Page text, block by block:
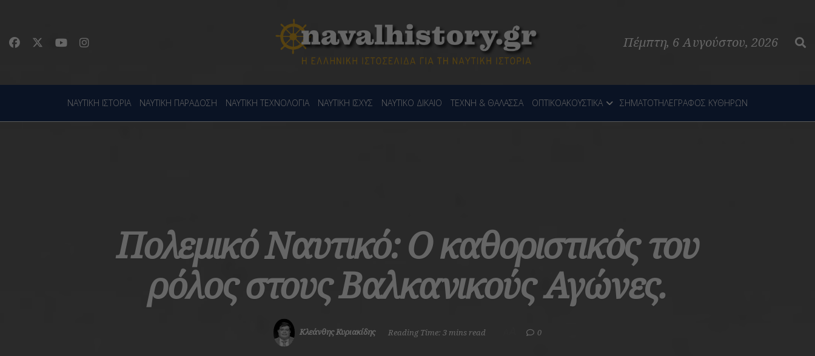
Πέμπτη, 6 Αυγούστου, 2026
ΝΑΥΤΙΚΗ ΙΣΤΟΡΙΑ ΝΑΥΤΙΚΗ ΠΑΡΑΔΟΣΗ ΝΑΥΤΙΚΗ ΤΕΧΝΟΛΟΓΙΑ ΝΑΥΤΙΚΗ ΙΣΧΥΣ ΝΑΥΤΙΚΟ ΔΙΚΑΙΟ ΤΕΧΝΗ & ΘΑΛΑΣΣΑ ΟΠΤΙΚΟΑΚΟΥΣΤΙΚΑ ΣΗΜΑΤΟΤΗΛΕΓΡΑΦΟΣ ΚΥΘΗΡΩΝ
Πολεμικό Ναυτικό: Ο καθοριστικός του
ρόλος στους Βαλκανικούς Αγώνες.
Κλεάνθης Κυριακίδης Reading Time: 3 mins read 0